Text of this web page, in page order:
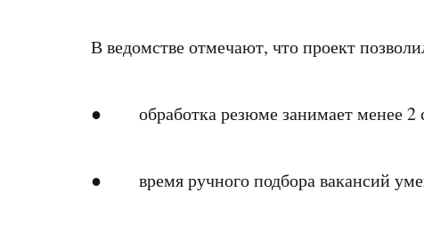
В ведомстве отмечают, что проект
● обработка резюме занимает менее 2
● время ручного подбора вакансий